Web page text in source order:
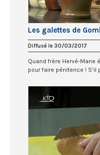
Les galettes de
Diffusé le 30/03/2017
Quand frère Hervé-Marie
pour faire pénitence ! S’il